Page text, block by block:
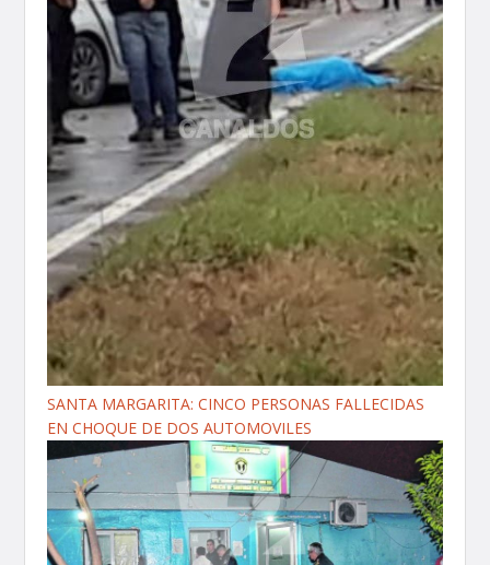
SANTA MARGARITA: CINCO PERSONAS FALLECIDAS
EN CHOQUE DE DOS AUTOMOVILES